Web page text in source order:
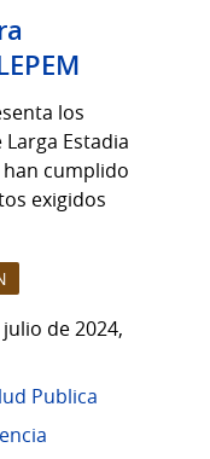
los
Larga Estadia
cumplido
exigidos
de 2024,
Publica